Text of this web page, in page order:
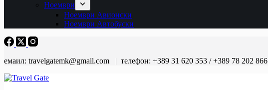
Ноември
Ноември Авионски
Ноември Автобуски
емаил: travelgatemk@gmail.com | телефон: +389 31 620 353 / +389 78 202 866